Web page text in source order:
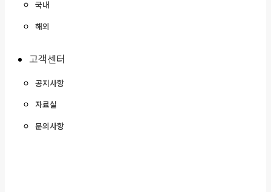
국내
해외
고객센터
공지사항
자료실
문의사항